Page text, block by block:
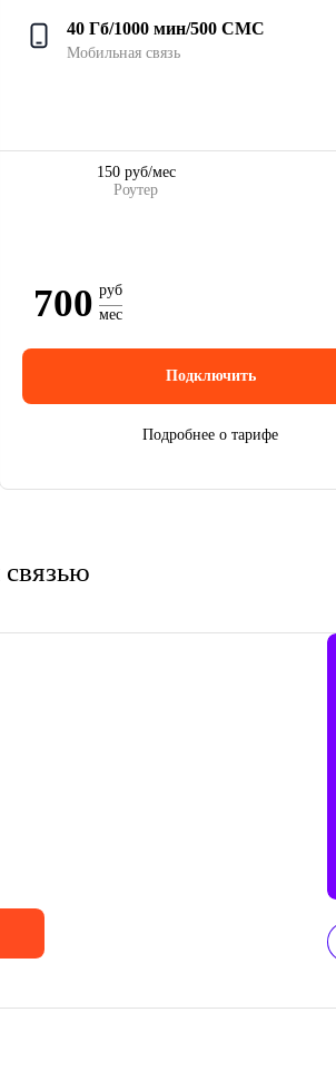
40 Гб/1000 мин/500 СМС
Мобильная связь
Роутер
150 руб/мес
700 руб
мес
Подключить
Подробнее о тарифе